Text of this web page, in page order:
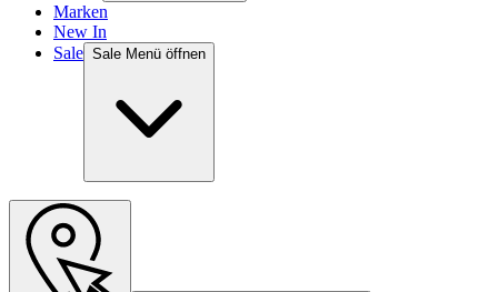
Marken
New In
Sale Sale Menü öffnen